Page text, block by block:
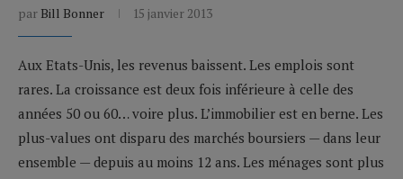
par Bill Bonner 15 janvier 2013
Aux Etats-Unis, les revenus baissent. Les emplois sont
rares. La croissance est deux fois inférieure à celle des
années 50 ou 60… voire plus. L’immobilier est en berne. Les
plus-values ont disparu des marchés boursiers — dans leur
ensemble — depuis au moins 12 ans. Les ménages sont plus